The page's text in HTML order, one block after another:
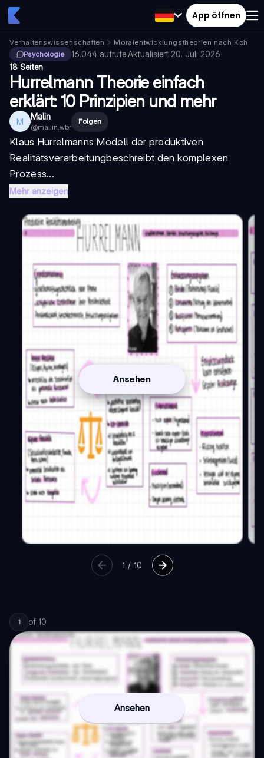
App öffnen
Verhaltenswissenschaften
Moralentwicklungstheorien nach
Psychologie
16.044 aufrufe·Aktualisiert 20. Juli 2026·
18 Seiten
Hurrelmann Theorie einfach
erklärt: 10 Prinzipien und mehr
M Malin
@maliin.wbr
Folgen
Klaus Hurrelmanns Modell der produktiven
Realitätsverarbeitungbeschreibt den komplexen
Prozess...
Mehr anzeigen
Ansehen
1 / 10
1 of 10
Ansehen